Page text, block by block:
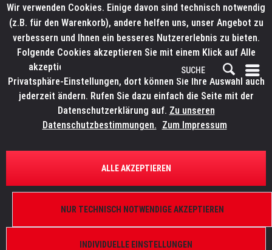
ÜBERSICHT NEBEL UND EFFEKTE
MAGMATIC Sidewinder
Verdampfer-Basis, 22x 2 W RGBA LEDs, DMX-512
A (RDM)
Wir verwenden Cookies. Einige davon sind technisch notwendig
(z.B. für den Warenkorb), andere helfen uns, unser Angebot zu
verbessern und Ihnen ein besseres Nutzererlebnis zu bieten.
Folgende Cookies akzeptieren Sie mit einem Klick auf Alle
akzeptieren. Weitere Informationen finden Sie in den
Privatsphäre-Einstellungen, dort können Sie Ihre Auswahl auch
jederzeit ändern. Rufen Sie dazu einfach die Seite mit der
Datenschutzerklärung auf. Zu unseren
Datenschutzbestimmungen. Zum Impressum
INDIVIDUELLE EINSTELLUNGEN
NUR TECHNISCH NOTWENDIGE AKZEPTIEREN
ALLE AKZEPTIEREN